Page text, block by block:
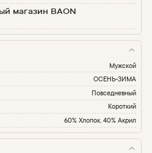
магазин BAON
Мужской
ОСЕНЬ-ЗИМА
Повседневный
Короткий
60% Хлопок, 40% Акрил